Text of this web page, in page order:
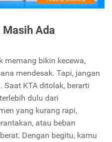
Masih Ada
memang bikin kecewa,
mendesak. Tapi, jangan
Saat KTA ditolak, berarti
dulu dari
yang kurang rapi,
atau beban
Dengan begitu, kamu